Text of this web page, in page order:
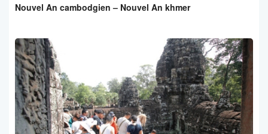
Nouvel An cambodgien – Nouvel An khmer